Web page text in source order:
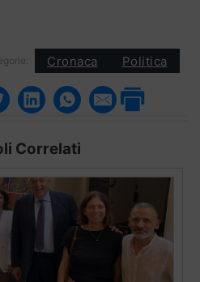
Cronaca Politica
Correlati